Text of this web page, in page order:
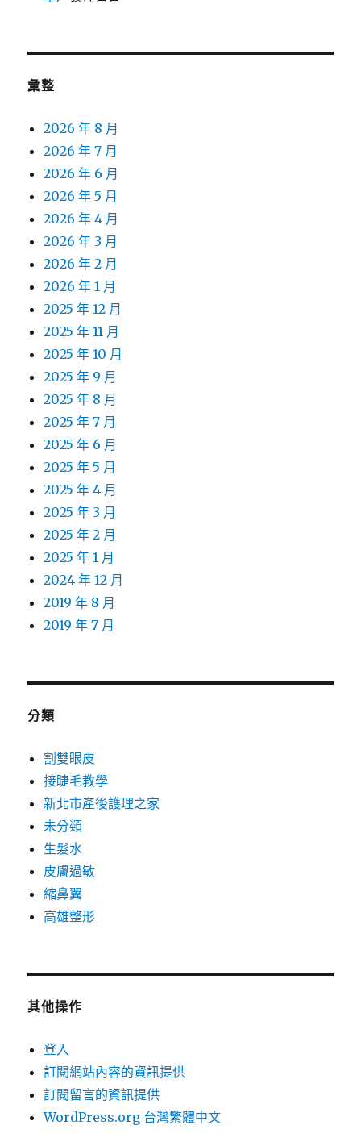
彙整
2026 年 8 月
2026 年 7 月
2026 年 6 月
2026 年 5 月
2026 年 4 月
2026 年 3 月
2026 年 2 月
2026 年 1 月
2025 年 12 月
2025 年 11 月
2025 年 10 月
2025 年 9 月
2025 年 8 月
2025 年 7 月
2025 年 6 月
2025 年 5 月
2025 年 4 月
2025 年 3 月
2025 年 2 月
2025 年 1 月
2024 年 12 月
2019 年 8 月
2019 年 7 月
分類
割雙眼皮
接睫毛教學
新北市產後護理之家
未分類
生髮水
皮膚過敏
縮鼻翼
高雄整形
其他操作
登入
訂閱網站內容的資訊提供
訂閱留言的資訊提供
WordPress.org 台灣繁體中文